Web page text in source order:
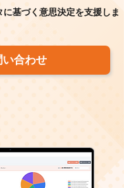
基づく意思決定を支援しま
い合わせ